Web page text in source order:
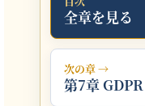
全章を見る
次の章 →
第7章